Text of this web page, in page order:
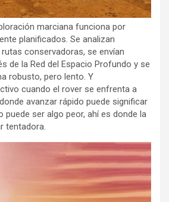
marciana funciona por
planificados. Se analizan
conservadoras, se envían
de la Red del Espacio Profundo y se
robusto, pero lento. Y
cuando el rover se enfrenta a
avanzar rápido puede significar
puede ser algo peor, ahí es donde la
tentadora.